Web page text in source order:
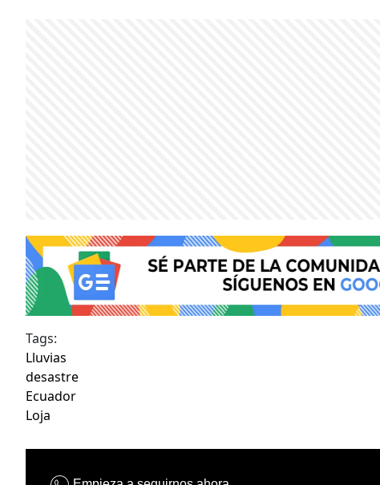
Tags:
Lluvias
desastre
Ecuador
Loja